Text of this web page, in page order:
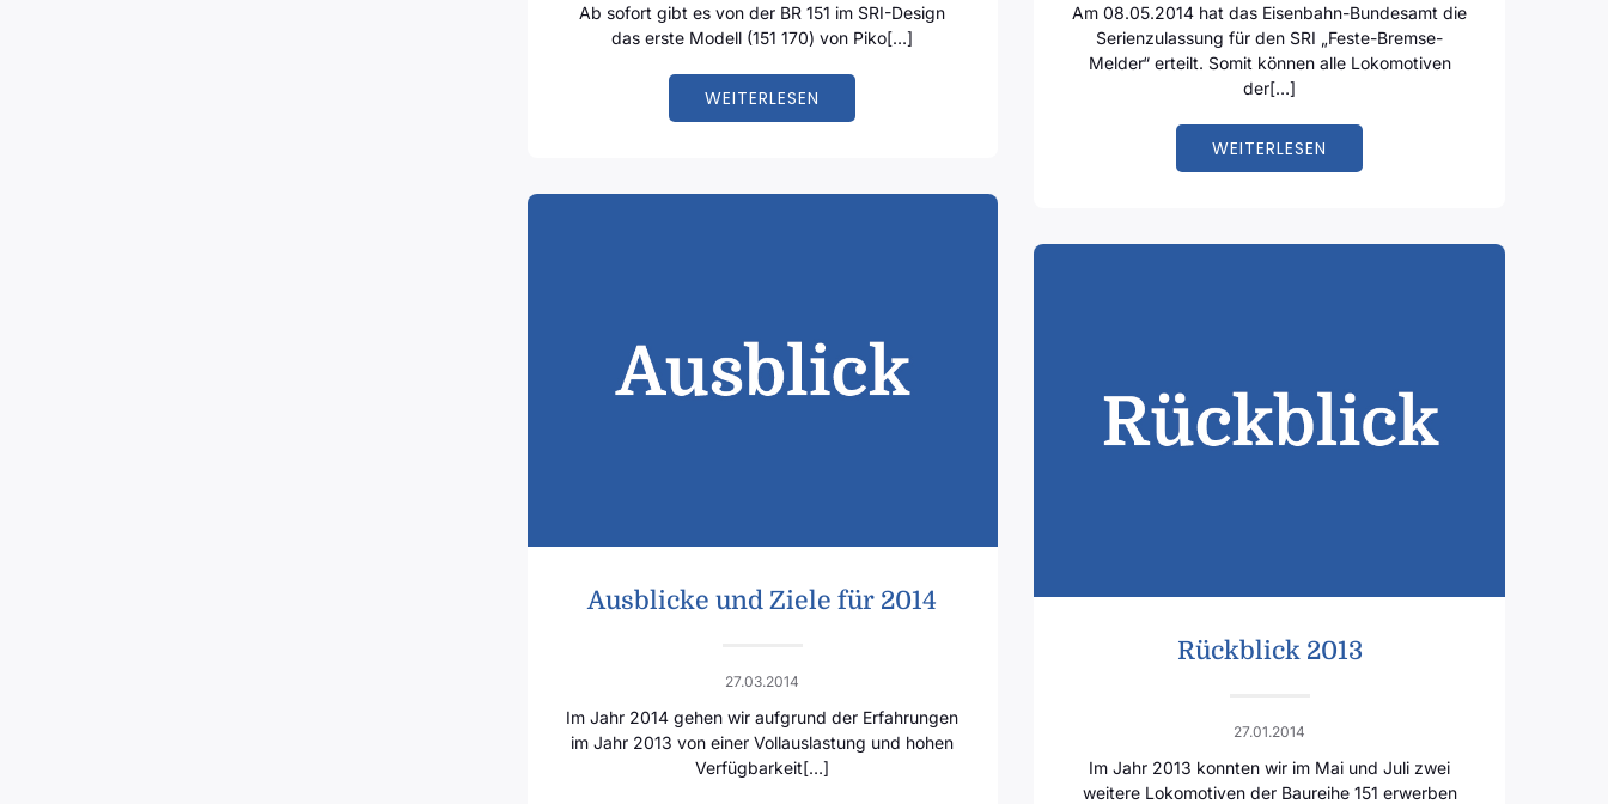
Ab sofort gibt es von der BR 151 im SRI-Design
das erste Modell (151 170) von Piko[…]
WEITERLESEN
Am 08.05.2014 hat das Eisenbahn-Bundesamt die
Serienzulassung für den SRI „Feste-Bremse-
Melder“ erteilt. Somit können alle Lokomotiven
der[…]
WEITERLESEN
Ausblicke und Ziele für 2014
27.03.2014
Im Jahr 2014 gehen wir aufgrund der Erfahrungen
im Jahr 2013 von einer Vollauslastung und hohen
Verfügbarkeit[…]
Rückblick 2013
27.01.2014
Im Jahr 2013 konnten wir im Mai und Juli zwei
weitere Lokomotiven der Baureihe 151 erwerben